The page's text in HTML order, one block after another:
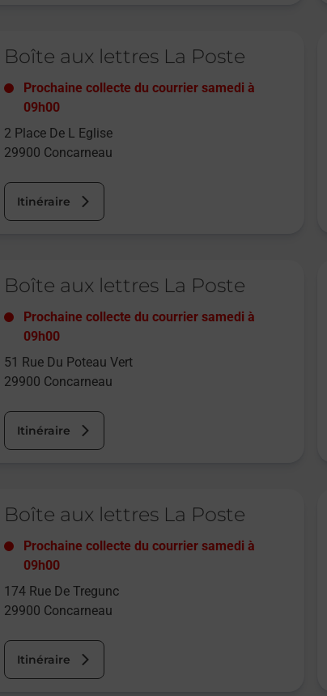
Boîte aux lettres La Poste
Prochaine collecte du courrier samedi à
09h00
2 Place De L Eglise
29900 Concarneau
Itinéraire
Boîte aux lettres La Poste
Prochaine collecte du courrier samedi à
09h00
51 Rue Du Poteau Vert
29900 Concarneau
Itinéraire
Boîte aux lettres La Poste
Prochaine collecte du courrier samedi à
09h00
174 Rue De Tregunc
29900 Concarneau
Itinéraire